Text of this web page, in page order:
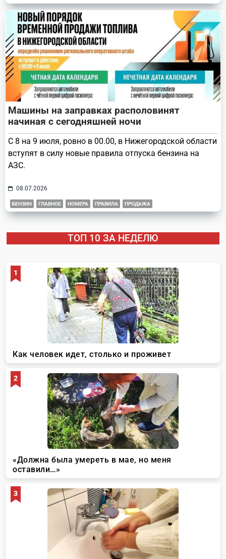
Машины на заправках располовинят
начиная с сегодняшней ночи
С 8 на 9 июля, ровно в 00.00, в Нижегородской области
вступят в силу новые правила отпуска бензина на
АЗС.
08.07.2026
БЕНЗИН ГЛАВНОЕ НОМЕРА ПРАВИЛА ПРОДАЖА
ТОП 10 ЗА НЕДЕЛЮ